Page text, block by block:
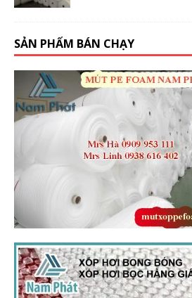
SẢN PHẨM BÁN CHẠY